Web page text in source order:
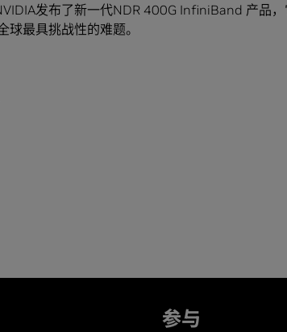
发布了新一代NDR 400G InfiniBand 产品
球最具挑战性的难题。
参与